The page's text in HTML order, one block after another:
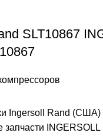
SLT10867
Ingersoll Rand (США)
INGERSOLL